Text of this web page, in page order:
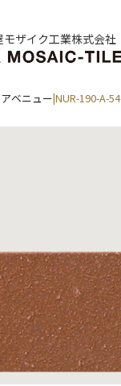
モザイク工業株式会社
アベニュー|NUR-190-A-54